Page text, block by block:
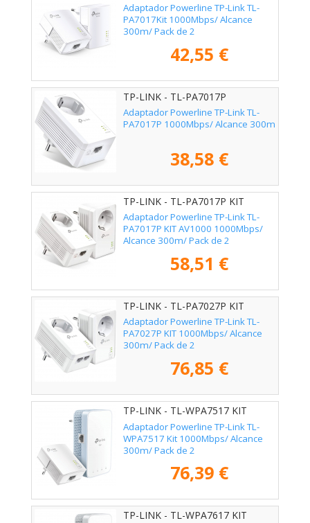
Adaptador Powerline TP-Link TL-
PA7017Kit 1000Mbps/ Alcance
300m/ Pack de 2
42,55 €
TP-LINK - TL-PA7017P
Adaptador Powerline TP-Link TL-
PA7017P 1000Mbps/ Alcance 300m
38,58 €
TP-LINK - TL-PA7017P KIT
Adaptador Powerline TP-Link TL-
PA7017P KIT AV1000 1000Mbps/
Alcance 300m/ Pack de 2
58,51 €
TP-LINK - TL-PA7027P KIT
Adaptador Powerline TP-Link TL-
PA7027P KIT 1000Mbps/ Alcance
300m/ Pack de 2
76,85 €
TP-LINK - TL-WPA7517 KIT
Adaptador Powerline TP-Link TL-
WPA7517 Kit 1000Mbps/ Alcance
300m/ Pack de 2
76,39 €
TP-LINK - TL-WPA7617 KIT